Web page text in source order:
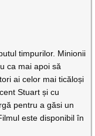
timpurilor. Minionii
ca mai apoi să
ai celor mai ticăloși
Stuart și cu
pentru a găsi un
este disponibil în